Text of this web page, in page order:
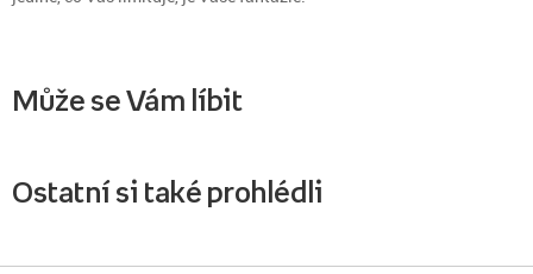
Může se Vám líbit
Ostatní si také prohlédli